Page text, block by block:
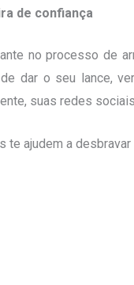
de confiança
no processo de
dar o seu lance,
suas redes
te ajudem a